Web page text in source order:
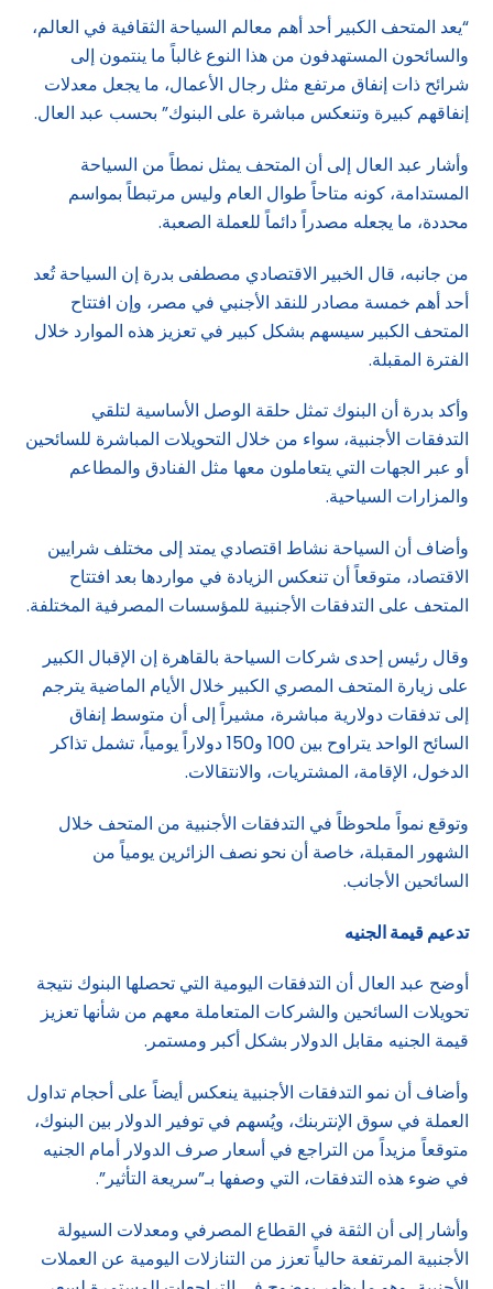
“يعد المتحف الكبير أحد أهم معالم السياحة الثقافية في العالم،
والسائحون المستهدفون من هذا النوع غالباً ما ينتمون إلى
شرائح ذات إنفاق مرتفع مثل رجال الأعمال، ما يجعل معدلات
إنفاقهم كبيرة وتنعكس مباشرة على البنوك” بحسب عبد العال.
وأشار عبد العال إلى أن المتحف يمثل نمطاً من السياحة
المستدامة، كونه متاحاً طوال العام وليس مرتبطاً بمواسم
محددة، ما يجعله مصدراً دائماً للعملة الصعبة.
من جانبه، قال الخبير الاقتصادي مصطفى بدرة إن السياحة تُعد
أحد أهم خمسة مصادر للنقد الأجنبي في مصر، وإن افتتاح
المتحف الكبير سيسهم بشكل كبير في تعزيز هذه الموارد خلال
الفترة المقبلة.
وأكد بدرة أن البنوك تمثل حلقة الوصل الأساسية لتلقي
التدفقات الأجنبية، سواء من خلال التحويلات المباشرة للسائحين
أو عبر الجهات التي يتعاملون معها مثل الفنادق والمطاعم
والمزارات السياحية.
وأضاف أن السياحة نشاط اقتصادي يمتد إلى مختلف شرايين
الاقتصاد، متوقعاً أن تنعكس الزيادة في مواردها بعد افتتاح
المتحف على التدفقات الأجنبية للمؤسسات المصرفية المختلفة.
وقال رئيس إحدى شركات السياحة بالقاهرة إن الإقبال الكبير
على زيارة المتحف المصري الكبير خلال الأيام الماضية يترجم
إلى تدفقات دولارية مباشرة، مشيراً إلى أن متوسط إنفاق
السائح الواحد يتراوح بين 100 و150 دولاراً يومياً، تشمل تذاكر
الدخول، الإقامة، المشتريات، والانتقالات.
وتوقع نمواً ملحوظاً في التدفقات الأجنبية من المتحف خلال
الشهور المقبلة، خاصة أن نحو نصف الزائرين يومياً من
السائحين الأجانب.
تدعيم قيمة الجنيه
أوضح عبد العال أن التدفقات اليومية التي تحصلها البنوك نتيجة
تحويلات السائحين والشركات المتعاملة معهم من شأنها تعزيز
قيمة الجنيه مقابل الدولار بشكل أكبر ومستمر.
وأضاف أن نمو التدفقات الأجنبية ينعكس أيضاً على أحجام تداول
العملة في سوق الإنتربنك، ويُسهم في توفير الدولار بين البنوك،
متوقعاً مزيداً من التراجع في أسعار صرف الدولار أمام الجنيه
في ضوء هذه التدفقات، التي وصفها بـ”سريعة التأثير”.
وأشار إلى أن الثقة في القطاع المصرفي ومعدلات السيولة
الأجنبية المرتفعة حالياً تعزز من التنازلات اليومية عن العملات